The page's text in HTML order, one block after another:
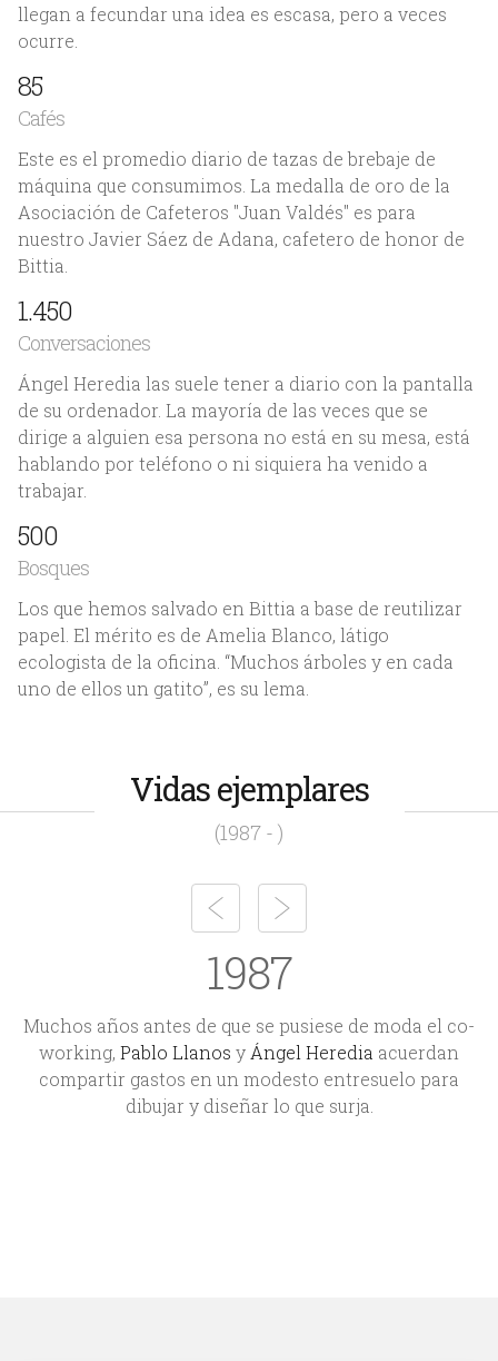
llegan a fecundar una idea es escasa, pero a veces
ocurre.
85
Cafés
Este es el promedio diario de tazas de brebaje de
máquina que consumimos. La medalla de oro de la
Asociación de Cafeteros "Juan Valdés" es para
nuestro Javier Sáez de Adana, cafetero de honor de
Bittia.
1.450
Conversaciones
Ángel Heredia las suele tener a diario con la pantalla
de su ordenador. La mayoría de las veces que se
dirige a alguien esa persona no está en su mesa, está
hablando por teléfono o ni siquiera ha venido a
trabajar.
500
Bosques
Los que hemos salvado en Bittia a base de reutilizar
papel. El mérito es de Amelia Blanco, látigo
ecologista de la oficina. “Muchos árboles y en cada
uno de ellos un gatito”, es su lema.
Vidas ejemplares
(1987 - )
1987
Muchos años antes de que se pusiese de moda el co-
working, Pablo Llanos y Ángel Heredia acuerdan
compartir gastos en un modesto entresuelo para
dibujar y diseñar lo que surja.